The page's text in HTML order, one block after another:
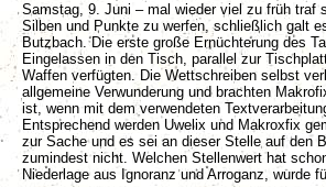
Samstag, 9. Juni – mal wieder viel zu früh traf
Silben und Punkte zu werfen, schließlich galt
Butzbach. Die erste große Ernüchterung des
Eingelassen in den Tisch, parallel zur
Waffen verfügten. Die Wettschreiben selbst
allgemeine Verwunderung und brachten
ist, wenn mit dem verwendeten
Entsprechend werden Uwelix und Makroxfix
zur Sache und es sei an dieser Stelle auf den
zumindest nicht. Welchen Stellenwert hat
Niederlage aus Ignoranz und Arroganz, wurde